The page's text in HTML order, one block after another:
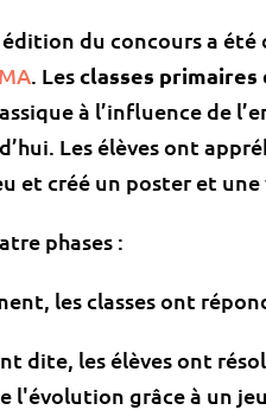
du concours a
. Lesclasses primaires
à l’influence de
Les élèves ont
et créé un poster et une
phases :
les classes ont
dite, les élèves ont
l'évolution grâce à un